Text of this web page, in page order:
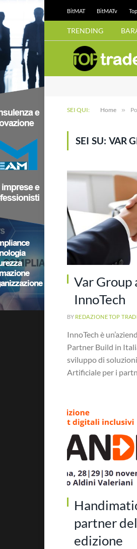
BitMAT BitMATv
TRENDING
SEI QUI: Home »
SEI SU: VAR
Var Group
InnoTech
BY REDAZIONE TOP
InnoTech è
Partner Build in
sviluppo di
Artificiale per i
partner
edizione